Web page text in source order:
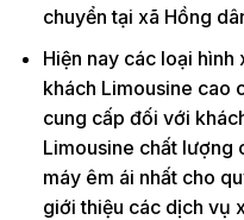
chuyển tại xã Hồng
Hiện nay các loại
khách Limousine cao
cung cấp đối với
Limousine chất lượng
máy êm ái nhất cho
giới thiệu các dịch vụ